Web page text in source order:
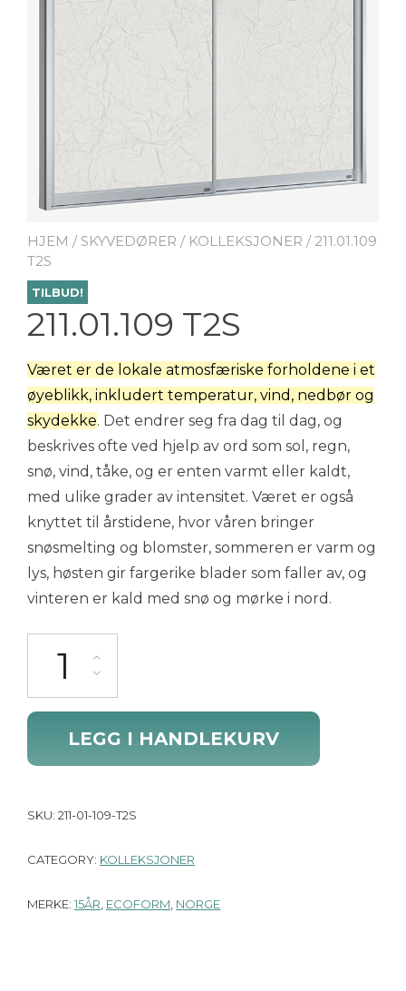
HJEM / SKYVEDØRER / KOLLEKSJONER / 211.01.109
T2S
TILBUD!
211.01.109 T2S
Været er de lokale atmosfæriske forholdene i et
øyeblikk, inkludert temperatur, vind, nedbør og
skydekke. Det endrer seg fra dag til dag, og
beskrives ofte ved hjelp av ord som sol, regn,
snø, vind, tåke, og er enten varmt eller kaldt,
med ulike grader av intensitet. Været er også
knyttet til årstidene, hvor våren bringer
snøsmelting og blomster, sommeren er varm og
lys, høsten gir fargerike blader som faller av, og
vinteren er kald med snø og mørke i nord.
LEGG I HANDLEKURV
SKU: 211-01-109-T2S
CATEGORY: KOLLEKSJONER
MERKE: 15ÅR ECOFORM NORGE